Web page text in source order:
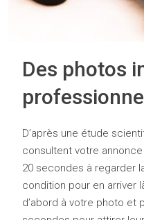
Des photos
D’après une étude
consultent votre
20 secondes à regarder
condition pour en arriver
d’abord à votre photo et